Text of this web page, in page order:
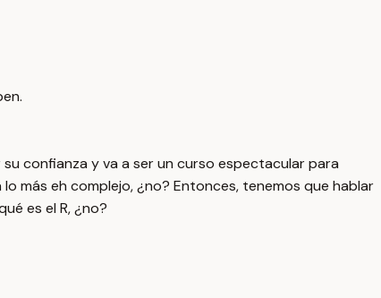
su confianza y va a ser un curso espectacular para
más eh complejo, ¿no? Entonces, tenemos que hablar
es el R, ¿no?